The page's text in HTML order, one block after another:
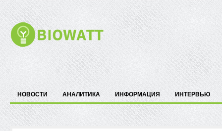
НОВОСТИ АНАЛИТИКА ИНФОРМАЦИЯ ИНТЕРВЬЮ